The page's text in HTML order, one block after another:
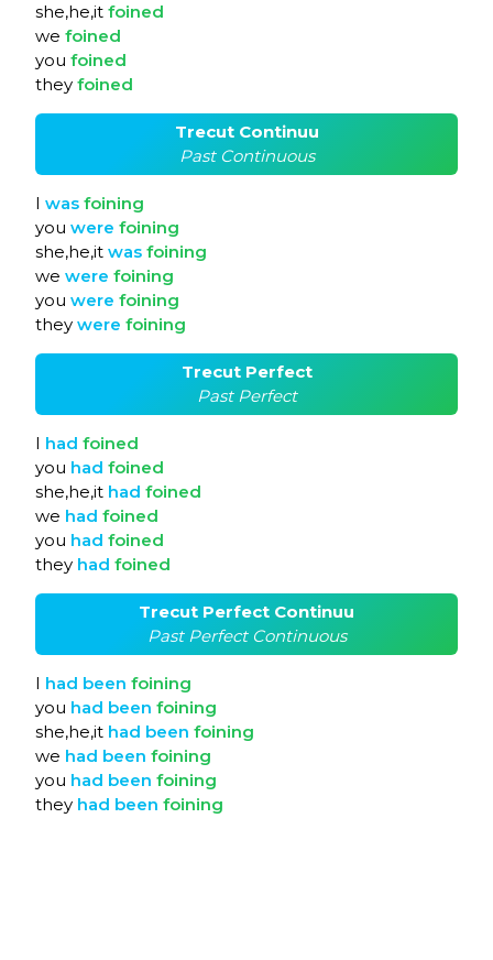
she,he,it foined
we foined
you foined
they foined
Trecut Continuu
Past Continuous
I was foining
you were foining
she,he,it was foining
we were foining
you were foining
they were foining
Trecut Perfect
Past Perfect
I had foined
you had foined
she,he,it had foined
we had foined
you had foined
they had foined
Trecut Perfect Continuu
Past Perfect Continuous
I had been foining
you had been foining
she,he,it had been foining
we had been foining
you had been foining
they had been foining